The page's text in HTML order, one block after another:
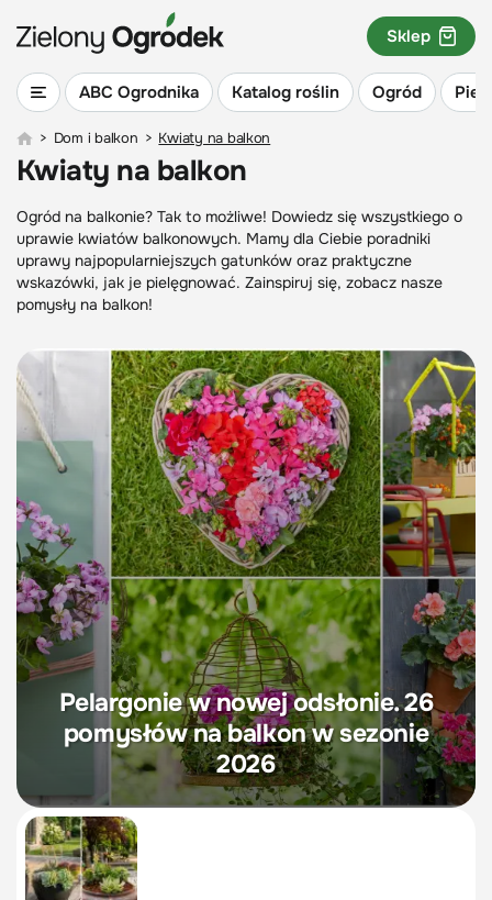
ABC Ogrodnika Katalog roślin Ogród
Sklep
> Dom i balkon > Kwiaty na balkon
Kwiaty na balkon
Ogród na balkonie? Tak to możliwe! Dowiedz się wszystkiego o
uprawie kwiatów balkonowych. Mamy dla Ciebie poradniki
uprawy najpopularniejszych gatunków oraz praktyczne
wskazówki, jak je pielęgnować. Zainspiruj się, zobacz nasze
pomysły na balkon!
Pelargonie w nowej odsłonie. 26
pomysłów na balkon w sezonie
2026